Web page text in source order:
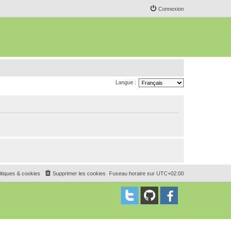
Connexion
Langue :
Fuseau horaire sur UTC+02:00
Supprimer les cookies
& cookies